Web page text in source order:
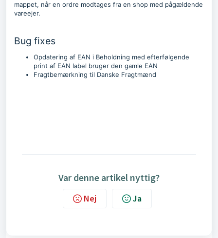
mappet, når en ordre modtages fra en shop med pågældende
vareejer.
Bug fixes
Opdatering af EAN i Beholdning med efterfølgende
print af EAN label bruger den gamle EAN
Fragtbemærkning til Danske Fragtmænd
Var denne artikel nyttig?
Nej Ja